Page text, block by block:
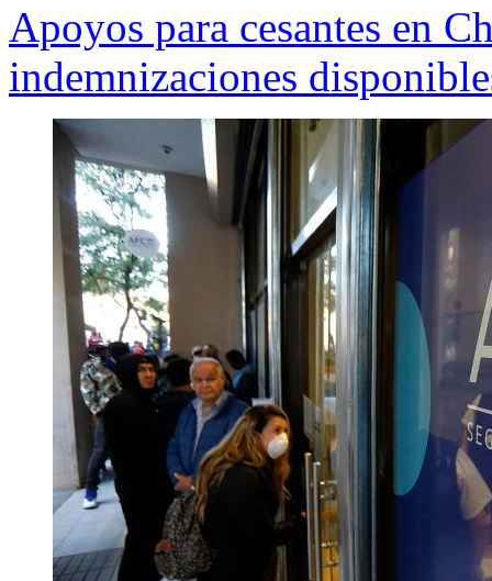
Apoyos para cesantes en
indemnizaciones